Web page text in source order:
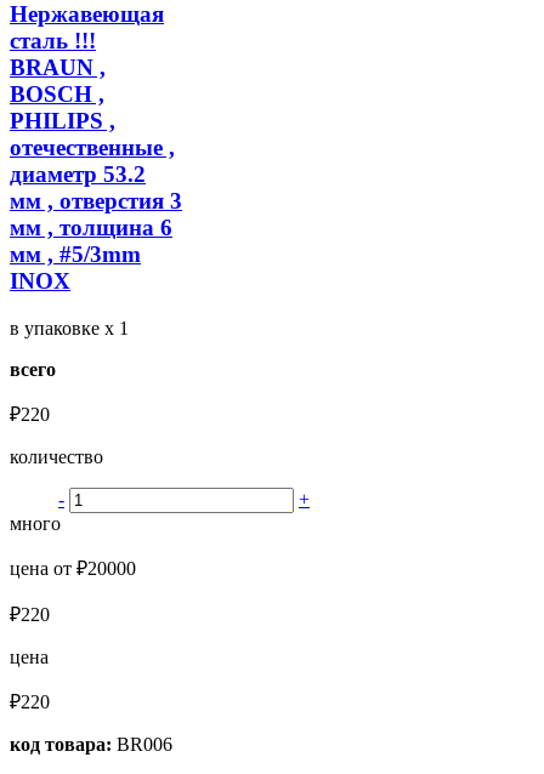
Нержавеющая
сталь !!!
BRAUN ,
BOSCH ,
PHILIPS ,
отечественные ,
диаметр 53.2
мм , отверстия 3
мм , толщина 6
мм , #5/3mm
INOX
в упаковке x 1
всего
₽220
количество
-
+
много
цена от ₽20000
₽220
цена
₽220
код товара: BR006